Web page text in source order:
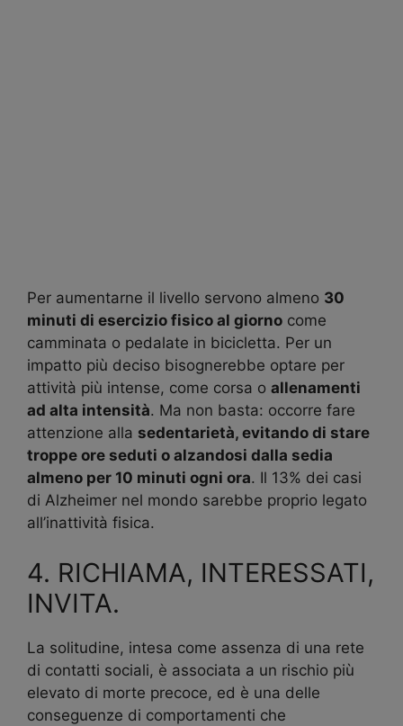
Per aumentarne il livello servono almeno 30
minuti di esercizio fisico al giorno come
camminata o pedalate in bicicletta. Per un
impatto più deciso bisognerebbe optare per
attività più intense, come corsa o allenamenti
ad alta intensità. Ma non basta: occorre fare
attenzione alla sedentarietà, evitando di stare
troppe ore seduti o alzandosi dalla sedia
almeno per 10 minuti ogni ora. Il 13% dei casi
di Alzheimer nel mondo sarebbe proprio legato
all’inattività fisica.
4. RICHIAMA, INTERESSATI,
INVITA.
La solitudine, intesa come assenza di una rete
di contatti sociali, è associata a un rischio più
elevato di morte precoce, ed è una delle
conseguenze di comportamenti che